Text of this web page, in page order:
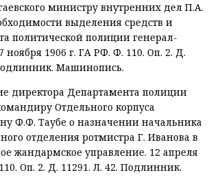
министру внутренних дел П.А.
выделения средств и
политической полиции генерал-
ноября 1906 г. ГА РФ. Ф. 110. Оп. 2. Д.
Машинопись.
директора Департамента полиции
Отдельного корпуса
Ф.Ф. Таубе о назначении начальника
отделения ротмистра Г. Иванова в
жандармское управление. 12 апреля
Оп. 2. Д. 11291. Л. 42. Подлинник.